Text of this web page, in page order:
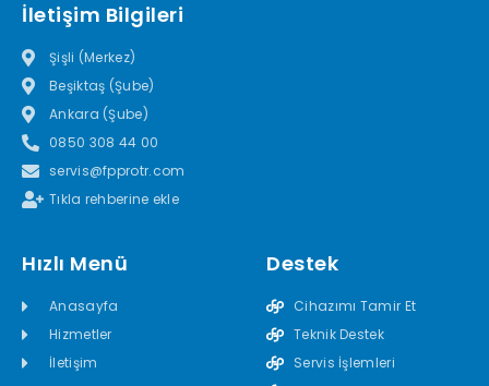
İletişim Bilgileri
Şişli (Merkez)
Beşiktaş (Şube)
Ankara (Şube)
0850 308 44 00
servis@fpprotr.com
Tıkla rehberine ekle
Hızlı Menü
Anasayfa
Hizmetler
İletişim
Destek
Cihazımı Tamir Et
Teknik Destek
Servis İşlemleri